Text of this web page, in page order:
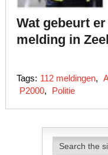
Wat gebeurt
melding in
Tags: 112 meldingen,
P2000, Politie